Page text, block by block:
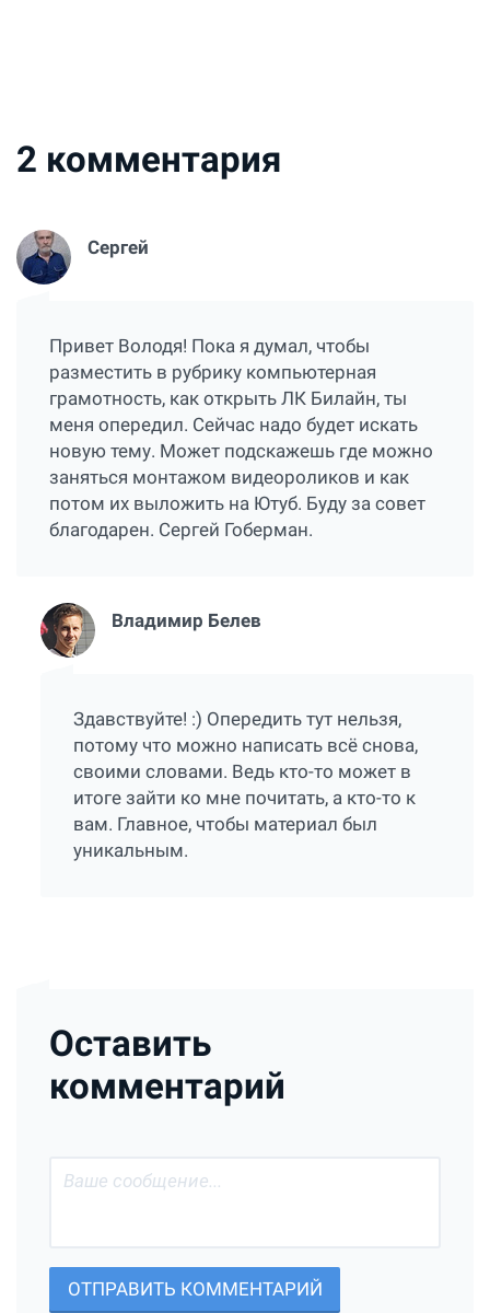
2 комментария
Сергей
Привет Володя! Пока я думал, чтобы
разместить в рубрику компьютерная
грамотность, как открыть ЛК Билайн, ты
меня опередил. Сейчас надо будет искать
новую тему. Может подскажешь где можно
заняться монтажом видеороликов и как
потом их выложить на Ютуб. Буду за совет
благодарен. Сергей Гоберман.
Владимир Белев
Здавствуйте! :) Опередить тут нельзя,
потому что можно написать всё снова,
своими словами. Ведь кто-то может в
итоге зайти ко мне почитать, а кто-то к
вам. Главное, чтобы материал был
уникальным.
Оставить
комментарий
ОТПРАВИТЬ КОММЕНТАРИЙ